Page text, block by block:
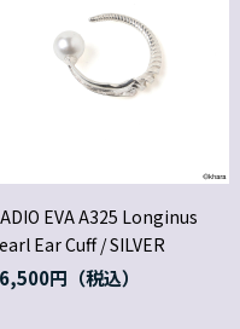
EVA A325 Longinus
Ear Cuff / SILVER
円